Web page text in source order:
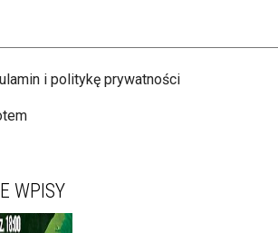
i politykę prywatności
WPISY